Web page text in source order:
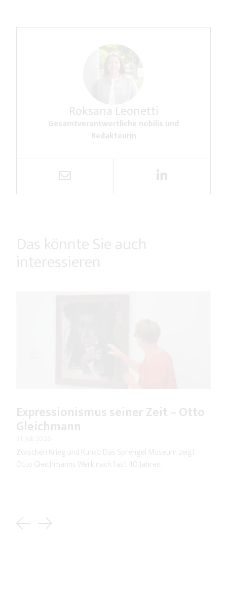
Roksana Leonetti
Gesamtverantwortliche nobilis und
Redakteurin
Das könnte Sie auch
interessieren
Expressionismus seiner Zeit – Otto
Gleichmann
Zwischen Krieg und Kunst: Das Sprengel Museum zeigt
Otto Gleichmanns Werk nach fast 40 Jahren.
Previous